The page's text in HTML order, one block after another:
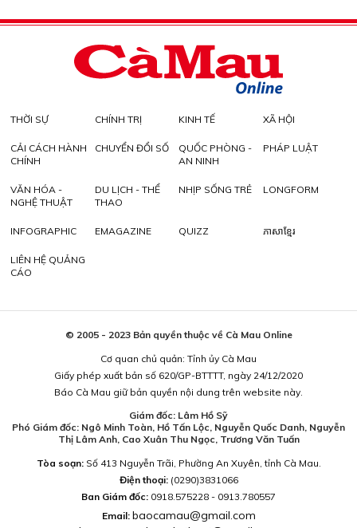
THỜI SỰ CHÍNH TRỊ KINH TẾ XÃ HỘI
CẢI CÁCH HÀNH
CHÍNH
CHUYỂN ĐỔI SỐ
QUỐC PHÒNG -
AN NINH
PHÁP LUẬT
VĂN HÓA -
NGHỆ THUẬT
DU LỊCH - THỂ
THAO
NHỊP SỐNG TRẺ LONGFORM
INFOGRAPHIC EMAGAZINE QUIZZ ភាសាខ្មែរ
LIÊN HỆ QUẢNG
CÁO
© 2005 - 2023 Bản quyền thuộc về Cà Mau Online
Cơ quan chủ quản: Tỉnh ủy Cà Mau
Giấy phép xuất bản số 620/GP-BTTTT, ngày 24/12/2020
Báo Cà Mau giữ bản quyền nội dung trên website này.
Giám đốc: Lâm Hồ Sỹ
Phó Giám đốc: Ngô Minh Toàn, Hồ Tấn Lộc, Nguyễn Quốc Danh, Nguyễn
Thị Lâm Anh, Cao Xuân Thu Ngọc, Trương Văn Tuấn
Tòa soạn:Số 413 Nguyễn Trãi, Phường An Xuyên, tỉnh Cà Mau.
Điện thoại: (0290)3831066
Ban Giám đốc: 0918.575228 - 0913.780557
Email: baocamau@gmail.com